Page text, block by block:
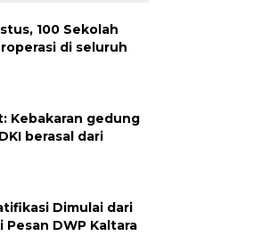
100 Sekolah
di seluruh
Kebakaran gedung
berasal dari
Dimulai dari
Pesan DWP Kaltara